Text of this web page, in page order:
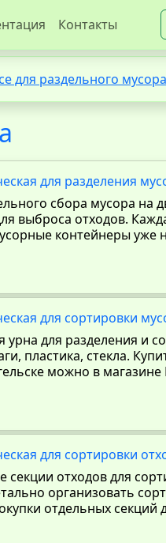
Контакты
для раздельного мусора
для разделения
сбора мусора на
выброса отходов.
контейнеры уже
для сортировки
урна для разделения и
пластика, стекла.
можно в магазине
для сортировки
секции отходов для
организовать
отдельных секций